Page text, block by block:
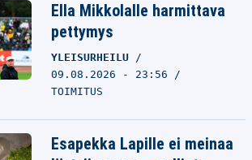
Ella Mikkolalle harmittava
pettymys
YLEISURHEILU
09.08.2026 - 23:56
TOIMITUS
Esapekka Lapille ei meinaa